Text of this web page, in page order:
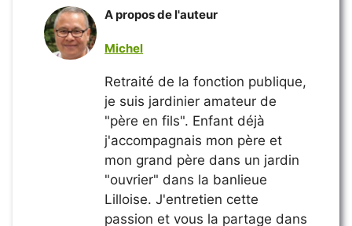
A propos de l'auteur
Michel
Retraité de la fonction publique,
je suis jardinier amateur de
"père en fils". Enfant déjà
j'accompagnais mon père et
mon grand père dans un jardin
"ouvrier" dans la banlieue
Lilloise. J'entretien cette
passion et vous la partage dans